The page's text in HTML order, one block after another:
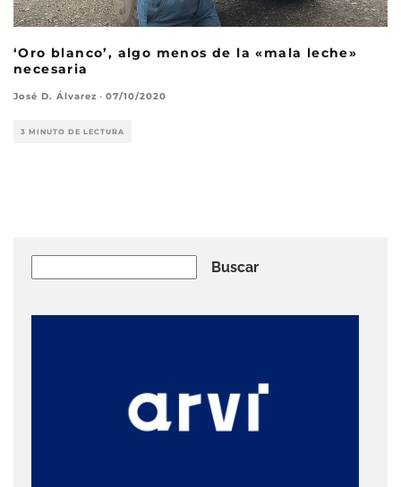
‘Oro blanco’, algo menos de la «mala leche»
necesaria
José D. Álvarez · 07/10/2020
3 MINUTO DE LECTURA
Buscar